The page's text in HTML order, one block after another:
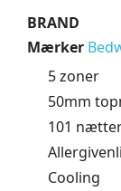
BRAND
Mærker
5 zoner
50mm
101
Cooling